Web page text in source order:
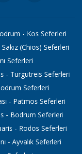
- Kos Seferleri
(Chios) Seferleri
Seferleri
- Turgutreis Seferleri
Seferleri
- Patmos Seferleri
- Bodrum Seferleri
- Rodos Seferleri
- Ayvalık Seferleri